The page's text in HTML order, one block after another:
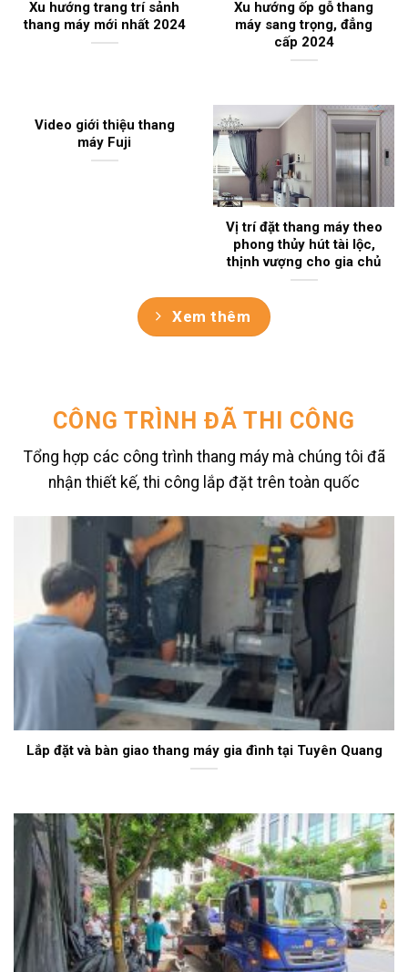
Xu hướng trang trí sảnh
thang máy mới nhất 2024
Xu hướng ốp gỗ thang
máy sang trọng, đẳng
cấp 2024
Video giới thiệu thang
máy Fuji
Vị trí đặt thang máy theo
phong thủy hút tài lộc,
thịnh vượng cho gia chủ
Xem thêm
CÔNG TRÌNH ĐÃ THI CÔNG
Tổng hợp các công trình thang máy mà chúng tôi đã
nhận thiết kế, thi công lắp đặt trên toàn quốc
Lắp đặt và bàn giao thang máy gia đình tại Tuyên Quang